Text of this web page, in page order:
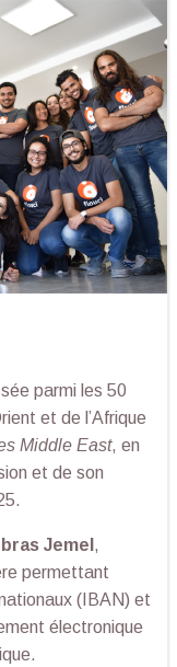
parmi les 50
et de l’Afrique
Middle East, en
et de son
Jemel ,
permettant
(IBAN) et
électronique